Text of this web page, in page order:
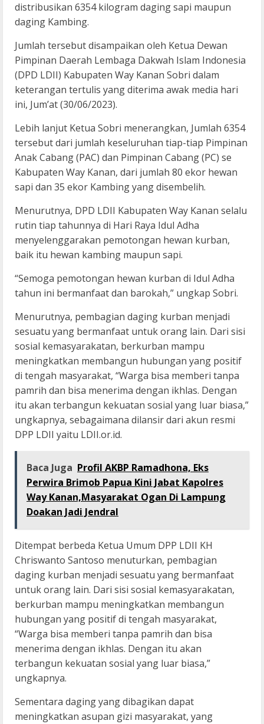
distribusikan 6354 kilogram daging sapi maupun
daging Kambing.
Jumlah tersebut disampaikan oleh Ketua Dewan
Pimpinan Daerah Lembaga Dakwah Islam Indonesia
(DPD LDII) Kabupaten Way Kanan Sobri dalam
keterangan tertulis yang diterima awak media hari
ini, Jum’at (30/06/2023).
Lebih lanjut Ketua Sobri menerangkan, Jumlah 6354
tersebut dari jumlah keseluruhan tiap-tiap Pimpinan
Anak Cabang (PAC) dan Pimpinan Cabang (PC) se
Kabupaten Way Kanan, dari jumlah 80 ekor hewan
sapi dan 35 ekor Kambing yang disembelih.
Menurutnya, DPD LDII Kabupaten Way Kanan selalu
rutin tiap tahunnya di Hari Raya Idul Adha
menyelenggarakan pemotongan hewan kurban,
baik itu hewan kambing maupun sapi.
“Semoga pemotongan hewan kurban di Idul Adha
tahun ini bermanfaat dan barokah,” ungkap Sobri.
Menurutnya, pembagian daging kurban menjadi
sesuatu yang bermanfaat untuk orang lain. Dari sisi
sosial kemasyarakatan, berkurban mampu
meningkatkan membangun hubungan yang positif
di tengah masyarakat, “Warga bisa memberi tanpa
pamrih dan bisa menerima dengan ikhlas. Dengan
itu akan terbangun kekuatan sosial yang luar biasa,”
ungkapnya, sebagaimana dilansir dari akun resmi
DPP LDII yaitu LDII.or.id.
Baca Juga Profil AKBP Ramadhona, Eks
Perwira Brimob Papua Kini Jabat Kapolres
Way Kanan,Masyarakat Ogan Di Lampung
Doakan Jadi Jendral
Ditempat berbeda Ketua Umum DPP LDII KH
Chriswanto Santoso menuturkan, pembagian
daging kurban menjadi sesuatu yang bermanfaat
untuk orang lain. Dari sisi sosial kemasyarakatan,
berkurban mampu meningkatkan membangun
hubungan yang positif di tengah masyarakat,
“Warga bisa memberi tanpa pamrih dan bisa
menerima dengan ikhlas. Dengan itu akan
terbangun kekuatan sosial yang luar biasa,”
ungkapnya.
Sementara daging yang dibagikan dapat
meningkatkan asupan gizi masyarakat, yang